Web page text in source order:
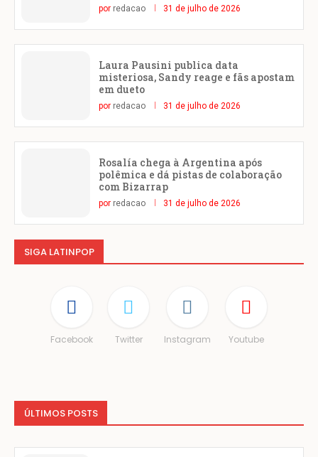
por redacao 31 de julho de 2026
Laura Pausini publica data
misteriosa, Sandy reage e fãs apostam
em dueto
por redacao 31 de julho de 2026
Rosalía chega à Argentina após
polêmica e dá pistas de colaboração
com Bizarrap
por redacao 31 de julho de 2026
SIGA LATINPOP
Facebook Twitter Instagram Youtube
ÚLTIMOS POSTS